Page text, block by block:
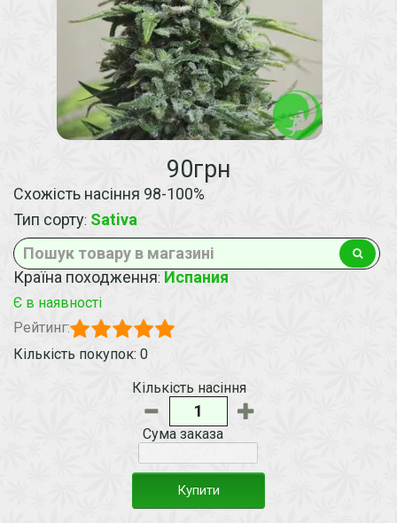
90грн
Схожість насіння 98-100%
Тип сорту: Sativa
Країна походження: Испания
Є в наявності
Рейтинг:
Кількість покупок: 0
Кількість насіння
Сума заказа
Купити